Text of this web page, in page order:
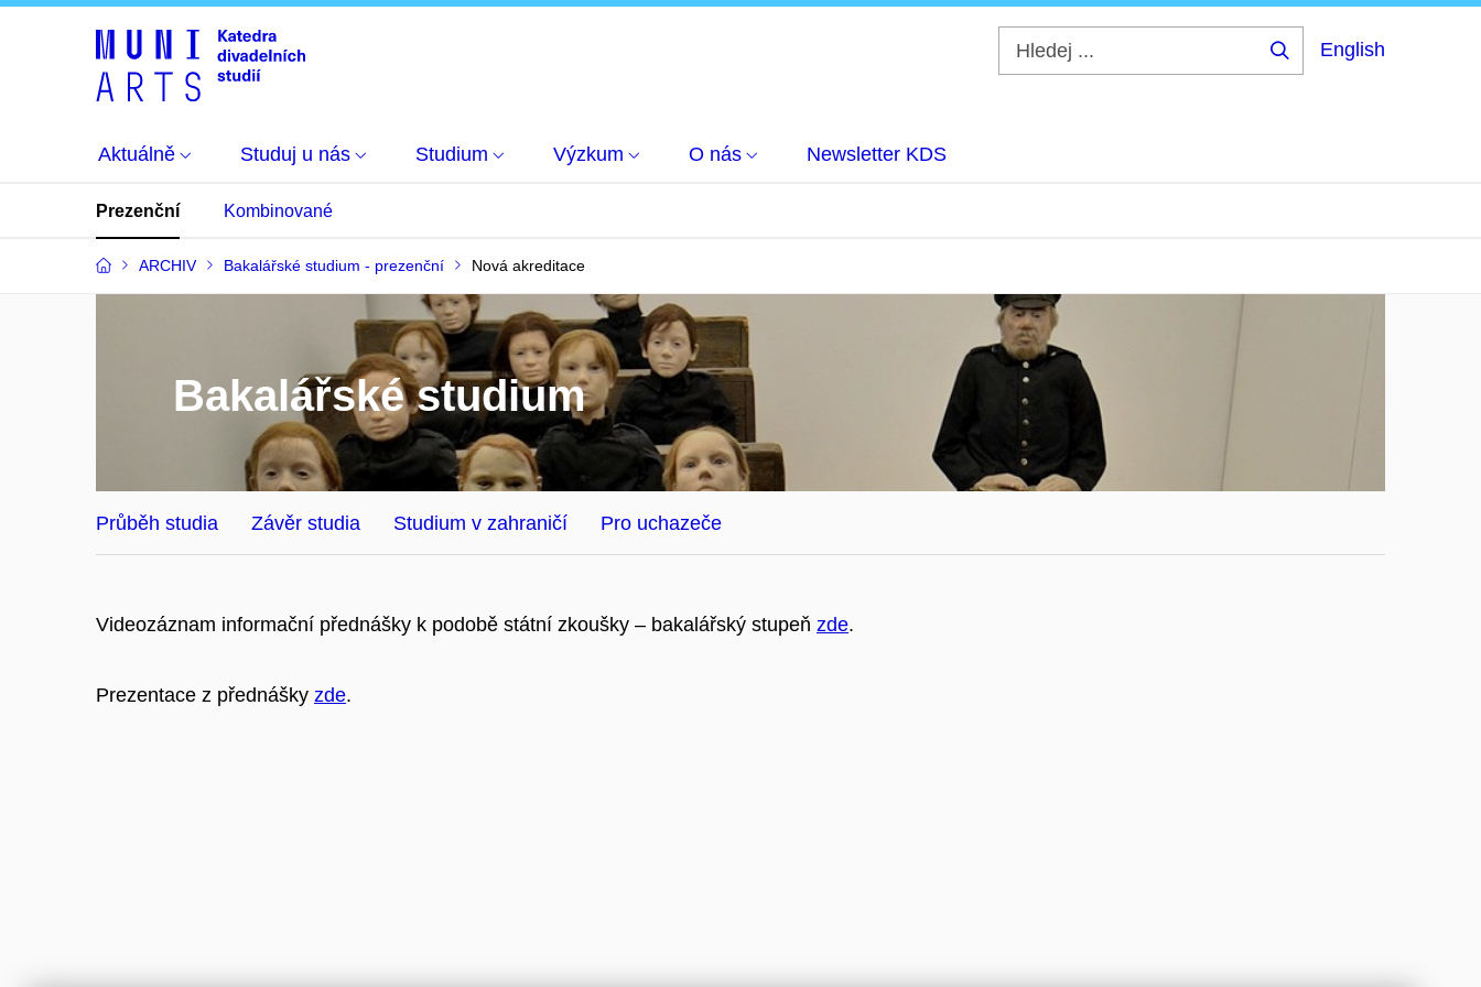
English
Aktuálně Studuj u nás Studium Výzkum O nás Newsletter KDS
Prezenční Kombinované
ARCHIV Bakalářské studium - prezenční Nová akreditace
Bakalářské studium
Průběh studia Závěr studia Studium v zahraničí Pro uchazeče
Videozáznam informační přednášky k podobě státní zkoušky – bakalářský stupeň zde.
Prezentace z přednášky zde.